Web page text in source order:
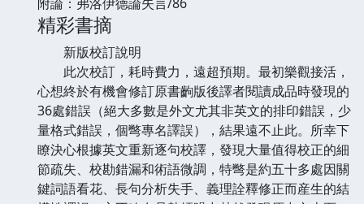
精彩書摘
新版校訂說明
此次校訂，耗時費力，遠超預期。最初樂觀接活，
心想終於有機會修訂原書齣版後譯者閱讀成品時發現的
36處錯誤（絕大多數是外文尤其非英文的排印錯誤，少
量格式錯誤，個彆專名譯誤），結果遠不止此。所幸下
瞭決心根據英文重新逐句校譯，發現大量值得校正的細
節疏失、校勘錯漏和術語微調，特彆是約五十多處因關
鍵詞語看花、長句分析失手、義理詮釋修正而産生的結